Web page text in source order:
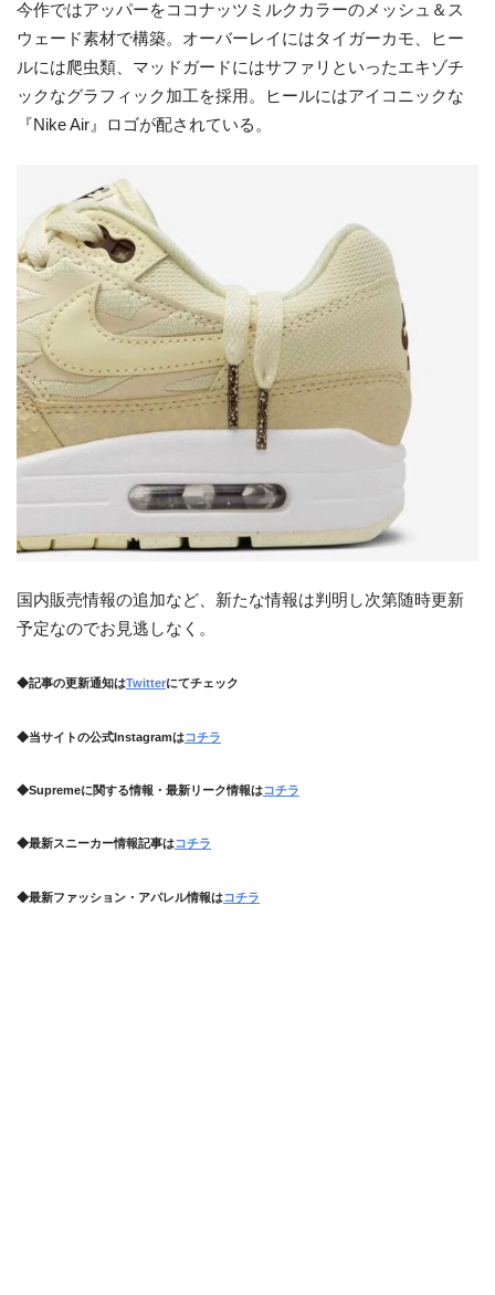
今作ではアッパーをココナッツミルクカラーのメッシュ＆ス
ウェード素材で構築。オーバーレイにはタイガーカモ、ヒー
ルには爬虫類、マッドガードにはサファリといったエキゾチ
ックなグラフィック加工を採用。ヒールにはアイコニックな
『Nike Air』ロゴが配されている。
国内販売情報の追加など、新たな情報は判明し次第随時更新
予定なのでお見逃しなく。
◆記事の更新通知はTwitterにてチェック
◆当サイトの公式Instagramはコチラ
◆Supremeに関する情報・最新リーク情報はコチラ
◆最新スニーカー情報記事はコチラ
◆最新ファッション・アパレル情報はコチラ